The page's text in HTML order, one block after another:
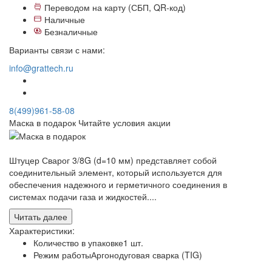
Переводом на карту (СБП, QR-код)
Наличные
Безналичные
Варианты связи с нами:
info@grattech.ru
8(499)961-58-08
Маска в подарок Читайте условия акции
Штуцер Сварог 3/8G (d=10 мм) представляет собой
соединительный элемент, который используется для
обеспечения надежного и герметичного соединения в
системах подачи газа и жидкостей....
Читать далее
Характеристики:
Количество в упаковке1 шт.
Режим работыАргонодуговая сварка (TIG)